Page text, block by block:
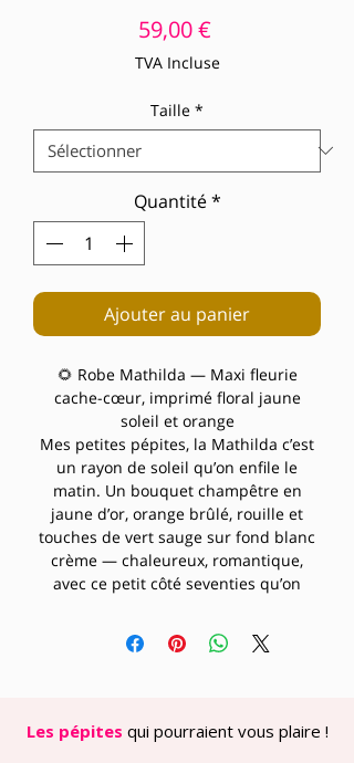
59,00 €Prix
TVA Incluse
Taille *
Quantité *
Ajouter au panier
🌻 Robe Mathilda — Maxi fleurie
cache-cœur, imprimé floral jaune
soleil et orange
Mes petites pépites, la Mathilda c’est
un rayon de soleil qu’on enfile le
matin. Un bouquet champêtre en
jaune d’or, orange brûlé, rouille et
touches de vert sauge sur fond blanc
crème — chaleureux, romantique,
avec ce petit côté seventies qu’on
lavande et les bonnes choses.
🌼 L’imprimé : Fleurs champêtres
ensoleillé jaune, orange, rouille et vert
sauge sur fond blanc. Doux,
Les pépites qui pourraient vous plaire !